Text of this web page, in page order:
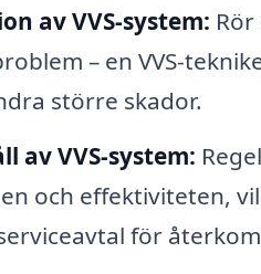
av VVS-system:
– en VVS-
större skador.
av VVS-system:
och effektiviteten,
för